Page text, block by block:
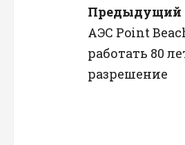
Н
а
в
Предыдущий
АЭС Point
работать 80
разрешение